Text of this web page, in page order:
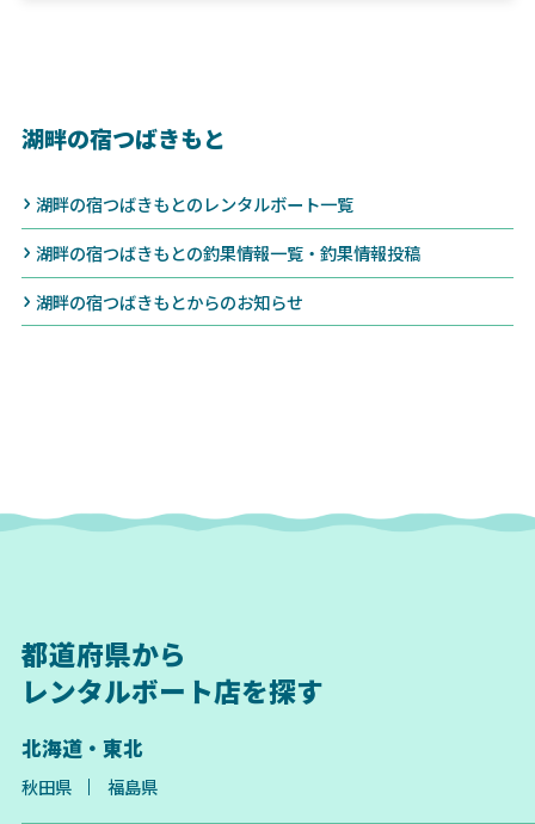
湖畔の宿つばきもと
湖畔の宿つばきもとのレンタルボート一覧
湖畔の宿つばきもとの釣果情報一覧・釣果情報投稿
湖畔の宿つばきもとからのお知らせ
都道府県から
レンタルボート店を探す
北海道・東北
秋田県 福島県